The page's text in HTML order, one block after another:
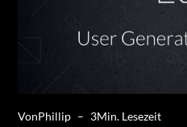
VonPhillip – 3Min. Lesezeit